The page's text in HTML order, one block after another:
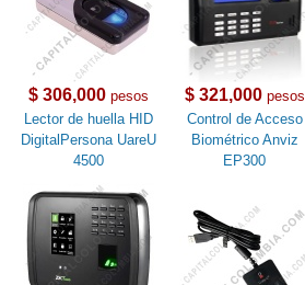
$ 306,000pesos
Lector de huella HID
DigitalPersona UareU
4500
$ 321,000pesos
Control de Acceso
Biométrico Anviz
EP300